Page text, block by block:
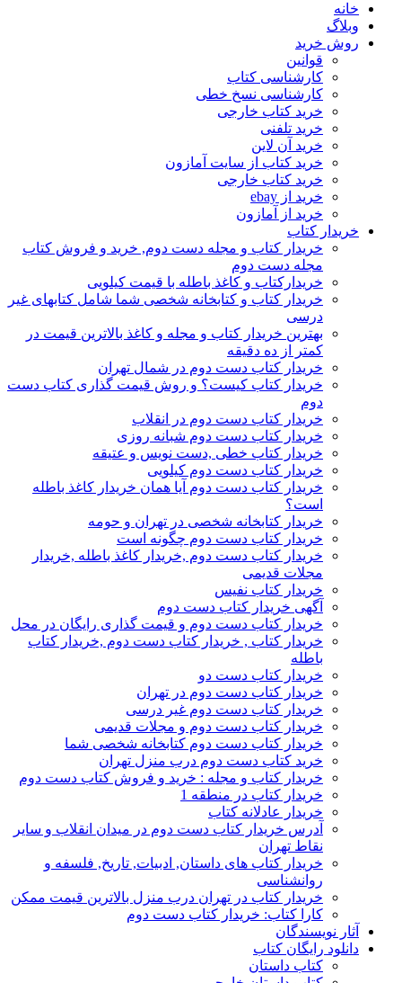
خانه
وبلاگ
روش خرید
قوانین
کارشناسی کتاب
کارشناسی نسخ خطی
خرید کتاب خارجی
خرید تلفنی
خرید آن لاین
خرید کتاب از سایت آمازون
خرید کتاب خارجی
خرید از ebay
خرید از آمازون
خریدار کتاب
خریدار کتاب و مجله دست دوم, خرید و فروش کتاب
مجله دست دوم
خریدارکتاب و کاغذ باطله با قیمت کیلویی
خریدار کتاب و کتابخانه شخصی شما شامل کتابهای غیر
درسی
بهترین خریدار کتاب و مجله و کاغذ بالاترین قیمت در
کمتر از ده دقیقه
خریدار کتاب دست دوم در شمال تهران
خریدار کتاب کیست؟ و روش قیمت گذاری کتاب دست
دوم
خریدار کتاب دست دوم در انقلاب
خریدار کتاب دست دوم شبانه روزی
خریدار کتاب خطی ,دست نویس و عتیقه
خریدار کتاب دست دوم کیلویی
خریدار کتاب دست دوم آیا همان خریدار کاغذ باطله
است؟
خریدار کتابخانه شخصی در تهران و حومه
خریدار کتاب دست دوم چگونه است
خریدار کتاب دست دوم ,خریدار کاغذ باطله ,خریدار
مجلات قدیمی
خریدار کتاب نفیس
آگهی خریدار کتاب دست دوم
خریدار کتاب دست دوم و قیمت گذاری رایگان در محل
خریدار کتاب , خریدار کتاب دست دوم ,خریدار کتاب
باطله
خریدار کتاب دست دو
خریدار کتاب دست دوم در تهران
خریدار کتاب دست دوم غیر درسی
خریدار کتاب دست دوم و مجلات قدیمی
خریدار کتاب دست دوم کتابخانه شخصی شما
خرید کتاب دست دوم درب منزل تهران
خریدار کتاب و مجله : خرید و فروش کتاب دست دوم
خریدار کتاب در منطقه 1
خریدار عادلانه کتاب
آدرس خریدار کتاب دست دوم در میدان انقلاب و سایر
نقاط تهران
خریدار کتاب های داستان, ادبیات, تاریخ, فلسفه و
روانشناسی
خریدار کتاب در تهران درب منزل بالاترین قیمت ممکن
کارا کتاب: خریدار کتاب دست دوم
آثار نویسندگان
دانلود رایگان کتاب
کتاب داستان